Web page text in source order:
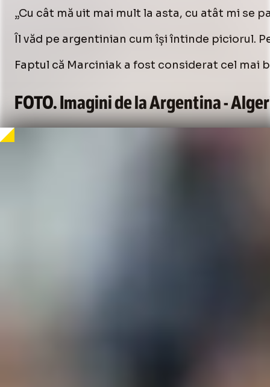
„Cu cât mă uit mai mult la asta, cu atât mi se
Îl văd pe argentinian cum își întinde piciorul.
Faptul că Marciniak a fost considerat cel mai
FOTO. Imagini de la Argentina -